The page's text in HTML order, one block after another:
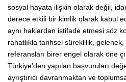
sosyal hayata ilişkin olarak değil,
derece etkili bir kimlik olarak kabul
aynı haklardan istifade etmesi söz
rahatlıkla tarihsel süreklilik,
referansları birer engel olarak öne
Türkiye'den yapılan başvuruları
ayrıştırıcı davranmaktan ve